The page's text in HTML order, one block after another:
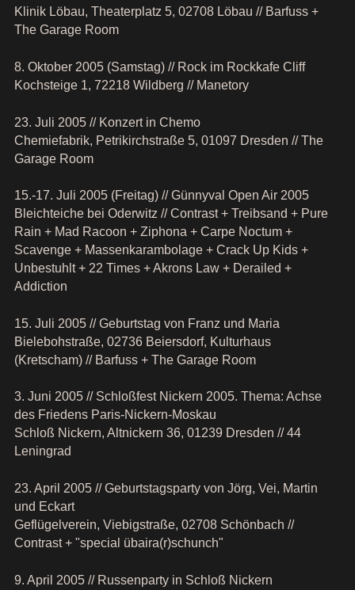
Klinik Löbau, Theaterplatz 5, 02708 Löbau // Barfuss +
The Garage Room
8. Oktober 2005 (Samstag) // Rock im Rockkafe Cliff
Kochsteige 1, 72218 Wildberg // Manetory
23. Juli 2005 // Konzert in Chemo
Chemiefabrik, Petrikirchstraße 5, 01097 Dresden // The
Garage Room
15.-17. Juli 2005 (Freitag) // Günnyval Open Air 2005
Bleichteiche bei Oderwitz // Contrast + Treibsand + Pure
Rain + Mad Racoon + Ziphona + Carpe Noctum +
Scavenge + Massenkarambolage + Crack Up Kids +
Unbestuhlt + 22 Times + Akrons Law + Derailed +
Addiction
15. Juli 2005 // Geburtstag von Franz und Maria
Bielebohstraße, 02736 Beiersdorf, Kulturhaus
(Kretscham) // Barfuss + The Garage Room
3. Juni 2005 // Schloßfest Nickern 2005. Thema: Achse
des Friedens Paris-Nickern-Moskau
Schloß Nickern, Altnickern 36, 01239 Dresden // 44
Leningrad
23. April 2005 // Geburtstagsparty von Jörg, Vei, Martin
und Eckart
Geflügelverein, Viebigstraße, 02708 Schönbach //
Contrast + "special übaira(r)schunch"
9. April 2005 // Russenparty in Schloß Nickern